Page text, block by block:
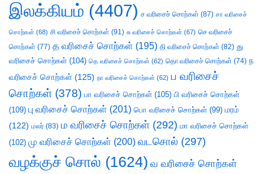
இலக்கியம் (4407) ச வரிசைச் சொற்கள் (87) சா வரிசைச்
சொற்கள் (68) சி வரிசைச் சொற்கள் (91) சு வரிசைச் சொற்கள் (67) செ வரிசைச்
சொற்கள் (77) த வரிசைச் சொற்கள் (195) தி வரிசைச் சொற்கள் (82) து
வரிசைச் சொற்கள் (104) தெ வரிசைச் சொற்கள் (62) தொ வரிசைச் சொற்கள் (74) ந
வரிசைச் சொற்கள் (125) நா வரிசைச் சொற்கள் (62) ப வரிசைச்
சொற்கள் (378) பா வரிசைச் சொற்கள் (105) பி வரிசைச் சொற்கள்
(109) பு வரிசைச் சொற்கள் (201) பொ வரிசைச் சொற்கள் (99) மரம்
(122) மலர் (83) ம வரிசைச் சொற்கள் (292) மா வரிசைச் சொற்கள்
(102) மு வரிசைச் சொற்கள் (200) வடசொல் (297)
வழக்குச் சொல் (1624) வ வரிசைச் சொற்கள்